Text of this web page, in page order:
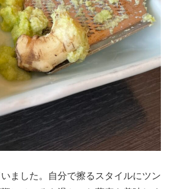
ました。自分で擦るスタイルにツン